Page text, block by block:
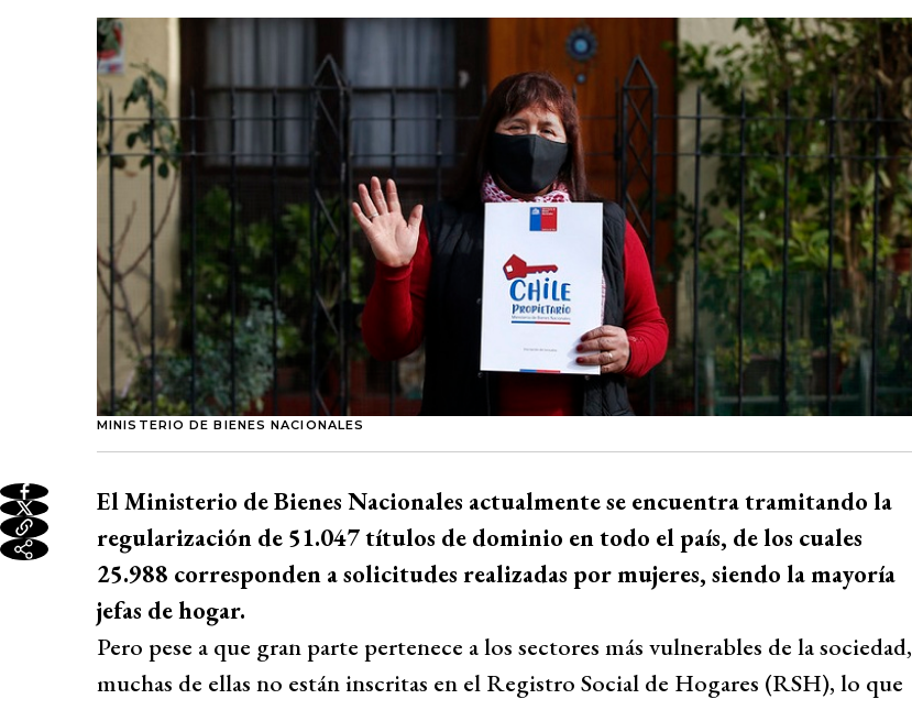
MINISTERIO DE BIENES NACIONALES
El Ministerio de Bienes Nacionales actualmente se encuentra tramitando la
regularización de 51.047 títulos de dominio en todo el país, de los cuales
25.988 corresponden a solicitudes realizadas por mujeres, siendo la mayoría
jefas de hogar.
Pero pese a que gran parte pertenece a los sectores más vulnerables de la sociedad,
muchas de ellas no están inscritas en el Registro Social de Hogares (RSH), lo que